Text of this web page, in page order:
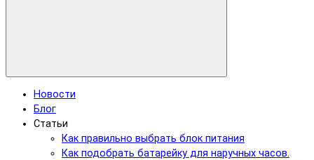
Новости
Блог
Статьи
Как правильно выбрать блок питания
Как подобрать батарейку для наручных часов.